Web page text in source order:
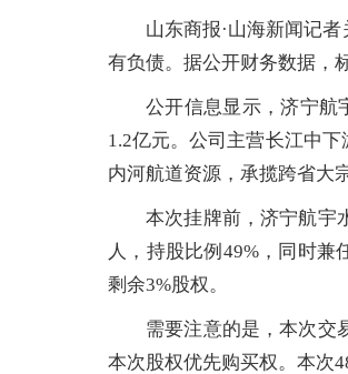
山东商报·山海新闻记
有负债。据公开财务数据，
公开信息显示，济宁航
1.2亿元。公司主营长江中
内河航道资源，承揽跨省大
本次挂牌前，济宁航宇
人，持股比例49%，同时兼
剩余3%股权。
需要注意的是，本次交
本次股权优先购买权。本次